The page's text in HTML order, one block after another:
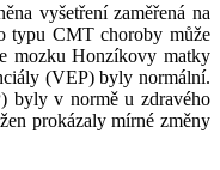
vyšetření zaměřená na
typu CMT choroby může
mozku Honzíkovy matky
(VEP) byly normální.
byly v normě u zdravého
prokázaly mírné změny